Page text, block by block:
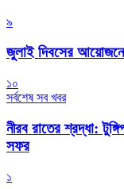
৯
জুলাই দিবসের আয়োজনে
১০
সর্বশেষ সব খবর
নীরব রাতের শ্রদ্ধা:
সফর
১